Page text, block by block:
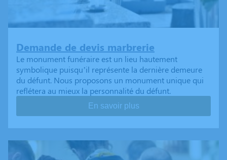
Demande de devis marbrerie
Le monument funéraire est un lieu hautement
symbolique puisqu’il représente la dernière demeure
du défunt. Nous proposons un monument unique qui
reflétera au mieux la personnalité du défunt.
En savoir plus